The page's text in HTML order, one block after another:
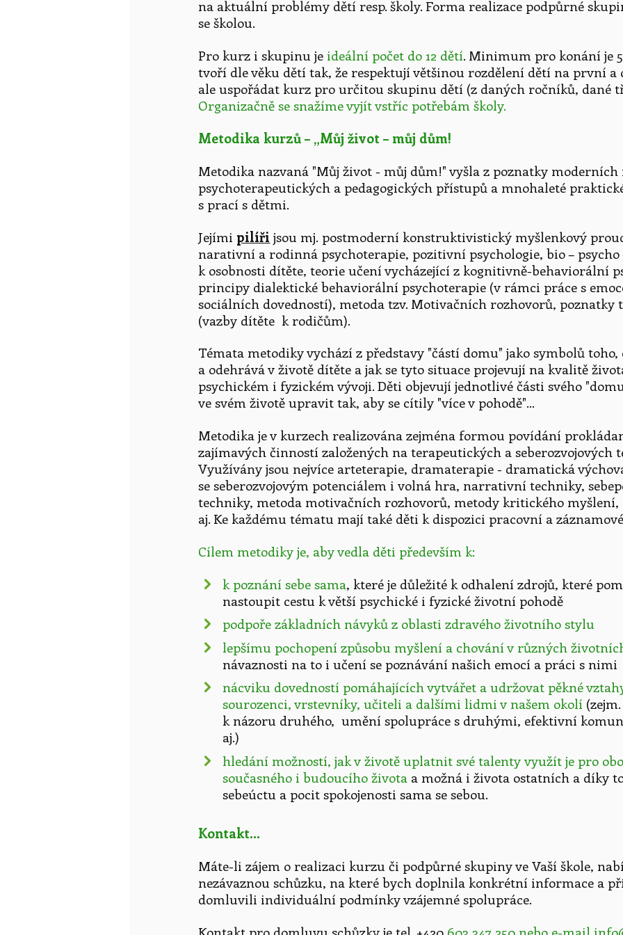
na aktuální problémy dětí resp. školy. Forma realizace podpůrné
se školou.
Pro kurz i skupinu je ideální počet do 12 dětí. Minimum pro konání je
tvoří dle věku dětí tak, že respektují většinou rozdělení dětí na první a
ale uspořádat kurz pro určitou skupinu dětí (z daných ročníků, dané
Organizačně se snažíme vyjít vstříc potřebám školy.
Metodika kurzů – „Můj život – můj dům!
Metodika nazvaná "Můj život - můj dům!" vyšla z poznatky
psychoterapeutických a pedagogických přístupů a mnohaleté
s prací s dětmi.
Jejími pilíři jsou mj. postmoderní konstruktivistický myšlenkový
narativní a rodinná psychoterapie, pozitivní psychologie, bio –
k osobnosti dítěte, teorie učení vycházející z kognitivně-behaviorální
principy dialektické behaviorální psychoterapie (v rámci práce s
sociálních dovedností), metoda tzv. Motivačních rozhovorů,
(vazby dítěte k rodičům).
Témata metodiky vychází z představy "částí domu" jako symbolů toho,
a odehrává v životě dítěte a jak se tyto situace projevují na kvalitě
psychickém i fyzickém vývoji. Děti objevují jednotlivé části svého
ve svém životě upravit tak, aby se cítily "více v pohodě"...
Metodika je v kurzech realizována zejména formou povídání
zajímavých činností založených na terapeutických a seberozvojových
Využívány jsou nejvíce arteterapie, dramaterapie - dramatická
se seberozvojovým potenciálem i volná hra, narrativní techniky,
techniky, metoda motivačních rozhovorů, metody kritického
aj. Ke každému tématu mají také děti k dispozici pracovní a
Cílem metodiky je, aby vedla děti především k:
k poznání sebe sama, které je důležité k odhalení zdrojů, které
nastoupit cestu k větší psychické i fyzické životní pohodě
podpoře základních návyků z oblasti zdravého životního stylu
lepšímu pochopení způsobu myšlení a chování v různých
návaznosti na to i učení se poznávání našich emocí a práci s nimi
nácviku dovedností pomáhajících vytvářet a udržovat pěkné
sourozenci, vrstevníky, učiteli a dalšími lidmi v našem okolí
k názoru druhého, umění spolupráce s druhými, efektivní
aj.)
hledání možností, jak v životě uplatnit své talenty využít je pro
současného i budoucího života a možná i života ostatních a díky
sebeúctu a pocit spokojenosti sama se sebou.
Kontakt...
Máte-li zájem o realizaci kurzu či podpůrné skupiny ve Vaší škole,
nezávaznou schůzku, na které bych doplnila konkrétní informace a
domluvili individuální podmínky vzájemné spolupráce.